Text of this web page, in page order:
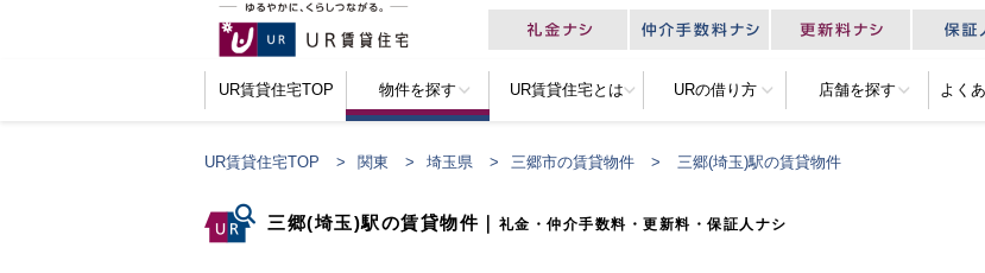
UR賃貸住宅TOP 物件を探す UR賃貸住宅とは URの借り方 店舗を探す よく
UR賃貸住宅TOP 関東 埼玉県 三郷市の賃貸物件 三郷(埼玉)駅の賃貸物件
三郷(埼玉)駅の賃貸物件 ｜ 礼金・仲介手数料・更新料・保証人ナシ